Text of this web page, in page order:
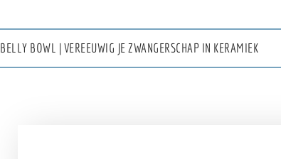
BELLY BOWL | VEREEUWIG JE ZWANGERSCHAP IN KERAMIEK